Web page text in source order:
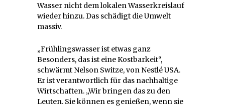
Wasser nicht dem lokalen Wasserkreislauf
wieder hinzu. Das schädigt die Umwelt
massiv.
„Frühlingswasser ist etwas ganz
Besonders, das ist eine Kostbarkeit“,
schwärmt Nelson Switze, von Nestlé USA.
Er ist verantwortlich für das nachhaltige
Wirtschaften. „Wir bringen das zu den
Leuten. Sie können es genießen, wenn sie